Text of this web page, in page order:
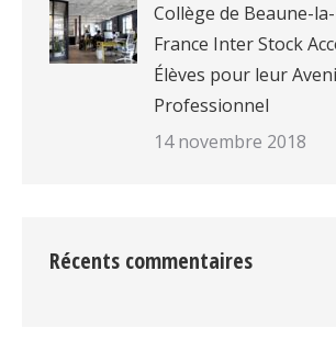
Collège de Beaune-
France Inter Stock
Élèves pour leur
Professionnel
14 novembre 2018
Récents commentaires